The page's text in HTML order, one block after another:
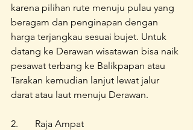
karena pilihan rute menuju pulau yang
beragam dan penginapan dengan
harga terjangkau sesuai bujet. Untuk
datang ke Derawan wisatawan bisa naik
pesawat terbang ke Balikpapan atau
Tarakan kemudian lanjut lewat jalur
darat atau laut menuju Derawan.
2.	Raja Ampat